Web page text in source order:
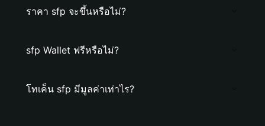
ราคา sfp จะขึ้นหรือไม่?
sfp Wallet ฟรีหรือไม่?
โทเค็น sfp มีมูลค่าเท่าไร?